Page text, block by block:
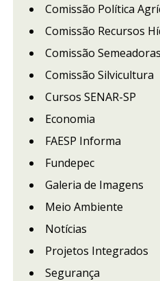
Comissão Política
Comissão Recursos
Comissão
Comissão Silvicultura
Cursos SENAR-SP
Economia
FAESP Informa
Fundepec
Galeria de Imagens
Meio Ambiente
Notícias
Projetos Integrados
Segurança